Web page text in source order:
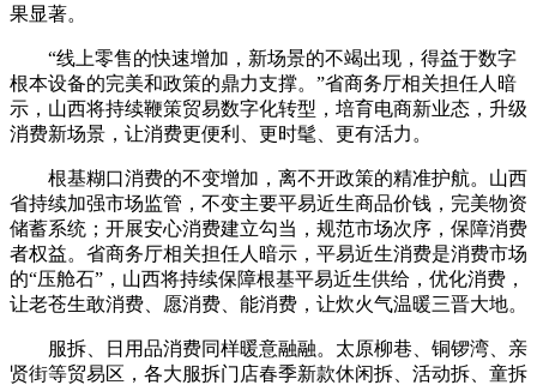
果显著。
“线上零售的快速增加，新场景的不竭出现，得益于数字
根本设备的完美和政策的鼎力支撑。”省商务厅相关担任人暗
示，山西将持续鞭策贸易数字化转型，培育电商新业态，升级
消费新场景，让消费更便利、更时髦、更有活力。
根基糊口消费的不变增加，离不开政策的精准护航。山西
省持续加强市场监管，不变主要平易近生商品价钱，完美物资
储蓄系统；开展安心消费建立勾当，规范市场次序，保障消费
者权益。省商务厅相关担任人暗示，平易近生消费是消费市场
的“压舱石”，山西将持续保障根基平易近生供给，优化消费，
让老苍生敢消费、愿消费、能消费，让炊火气温暖三晋大地。
服拆、日用品消费同样暖意融融。太原柳巷、铜锣湾、亲
贤街等贸易区，各大服拆门店春季新款休闲拆、活动拆、童拆